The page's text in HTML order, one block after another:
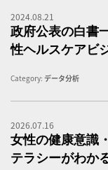
2024.08.21
政府公表の白書
性ヘルスケアビ
Category: データ分析
2026.07.16
女性の健康意識
テラシーがわか